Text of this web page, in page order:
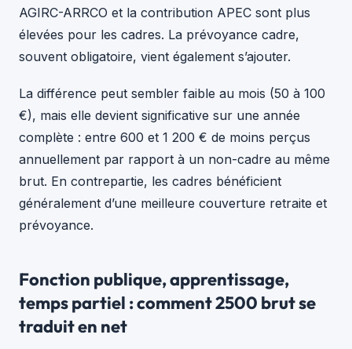
AGIRC-ARRCO et la contribution APEC sont plus
élevées pour les cadres. La prévoyance cadre,
souvent obligatoire, vient également s’ajouter.
La différence peut sembler faible au mois (50 à 100
€), mais elle devient significative sur une année
complète : entre 600 et 1 200 € de moins perçus
annuellement par rapport à un non-cadre au même
brut. En contrepartie, les cadres bénéficient
généralement d’une meilleure couverture retraite et
prévoyance.
Fonction publique, apprentissage,
temps partiel : comment 2500 brut se
traduit en net